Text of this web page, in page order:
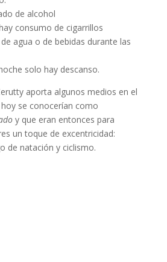
de alcohol
consumo de cigarrillos
agua o de bebidas durante las
solo hay descanso.
aporta algunos medios en el
se conocerían como
y que eran entonces para
un toque de excentricidad:
de natación y ciclismo.